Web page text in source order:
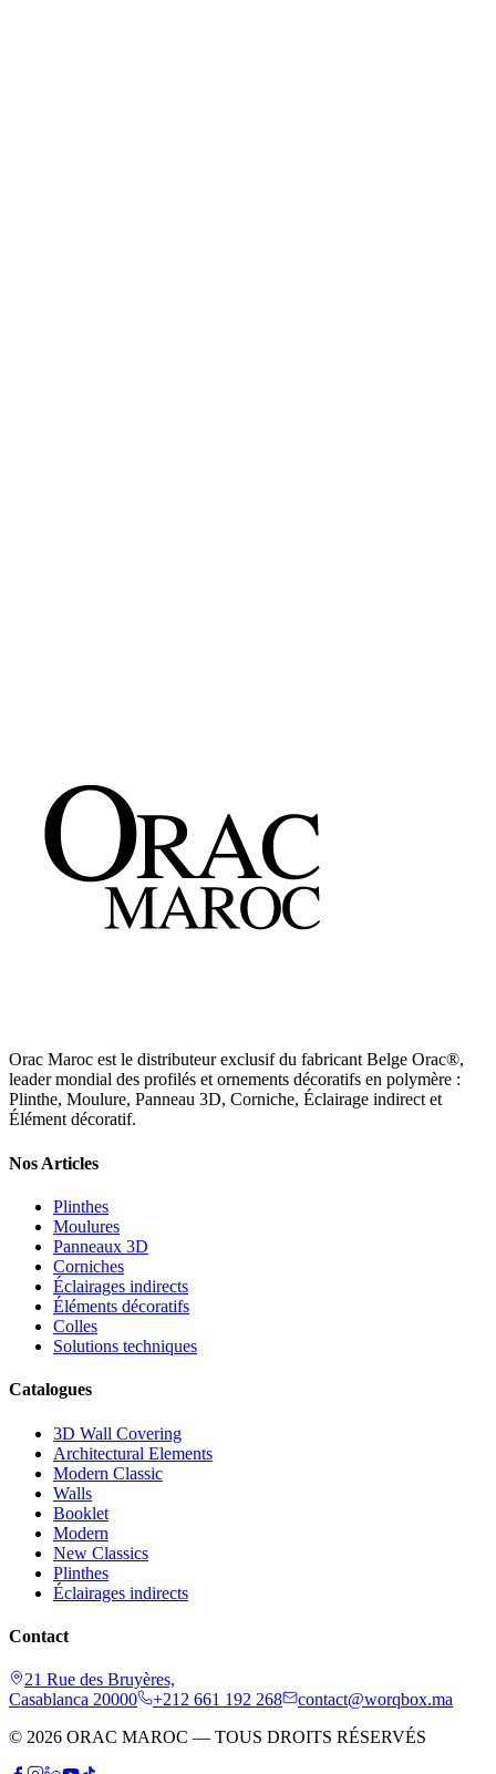
Orac Maroc est le distributeur exclusif du fabricant Belge Orac®,
leader mondial des profilés et ornements décoratifs en polymère :
Plinthe, Moulure, Panneau 3D, Corniche, Éclairage indirect et
Élément décoratif.
Nos Articles
Plinthes
Moulures
Panneaux 3D
Corniches
Éclairages indirects
Éléments décoratifs
Colles
Solutions techniques
Catalogues
3D Wall Covering
Architectural Elements
Modern Classic
Walls
Booklet
Modern
New Classics
Plinthes
Éclairages indirects
Contact
21 Rue des Bruyères,
Casablanca 20000
+212 661 192 268
contact@worqbox.ma
© 2026 ORAC MAROC — TOUS DROITS RÉSERVÉS